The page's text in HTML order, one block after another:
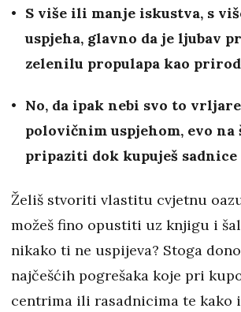
S više ili manje iskustva, s
uspjeha, glavno da je ljubav
zelenilu propulapa kao
No, da ipak nebi svo to
polovičnim uspjehom, evo na
pripaziti dok kupuješ sadnice
Želiš stvoriti vlastitu cvjetnu
možeš fino opustiti uz knjigu i
nikako ti ne uspijeva? Stoga
najčešćih pogrešaka koje pri
centrima ili rasadnicima te kako